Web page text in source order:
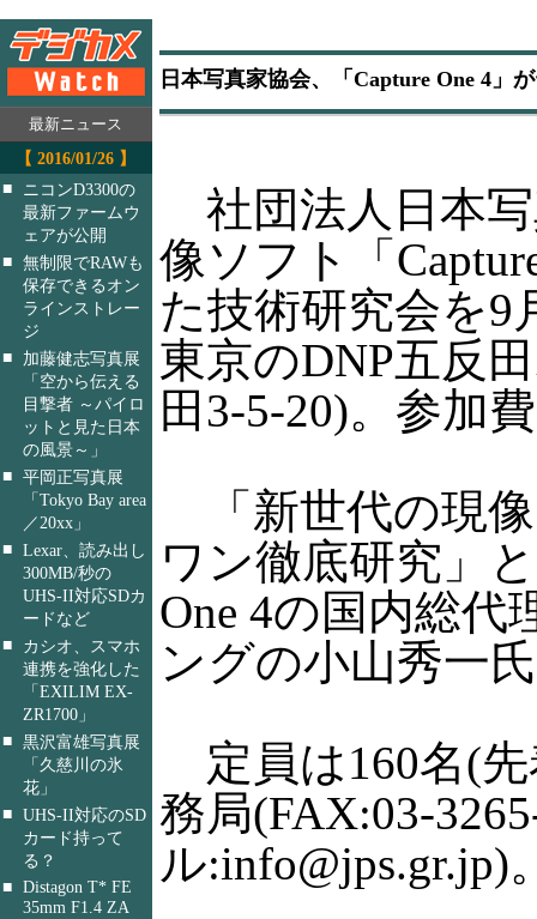
最新ニュース
【 2016/01/26 】
■
ニコンD3300の
最新ファームウ
ェアが公開
■ 無制限でRAWも
保存できるオン
ラインストレー
ジ
■
加藤健志写真展
「空から伝える
目撃者 ～パイロ
ットと見た日本
の風景～」
■ 平岡正写真展
「Tokyo Bay area
／20xx」
■ Lexar、読み出し
300MB/秒の
UHS-II対応SDカ
ードなど
■
カシオ、スマホ
連携を強化した
「EXILIM EX-
ZR1700」
■ 黒沢富雄写真展
「久慈川の氷
花」
■ UHS-II対応のSD
カード持って
る？
■ Distagon T* FE
35mm F1.4 ZA
日本写真家協会、「Capture One 4」
社団法人日本
像ソフト「
た技術研究会を9
東京のDNP五反
田3-5-20)。参加
「新世代の現
ワン徹底研究」
One 4の国内総
ングの小山秀一
定員は160名(先
務局(FAX:03-
ル:info@jps.gr.jp)